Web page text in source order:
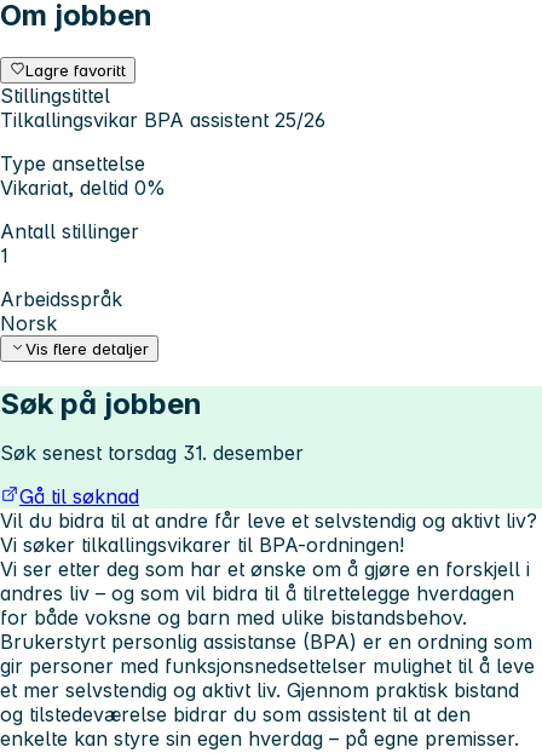
Om jobben
Lagre favoritt
Stillingstittel
Tilkallingsvikar BPA assistent 25/26
Type ansettelse
Vikariat, deltid 0%
Antall stillinger
1
Arbeidsspråk
Norsk
Vis flere detaljer
Søk på jobben
Søk senest torsdag 31. desember
Gå til søknad
Vil du bidra til at andre får leve et selvstendig og aktivt liv?
Vi søker tilkallingsvikarer til BPA-ordningen!
Vi ser etter deg som har et ønske om å gjøre en forskjell i
andres liv – og som vil bidra til å tilrettelegge hverdagen
for både voksne og barn med ulike bistandsbehov.
Brukerstyrt personlig assistanse (BPA) er en ordning som
gir personer med funksjonsnedsettelser mulighet til å leve
et mer selvstendig og aktivt liv. Gjennom praktisk bistand
og tilstedeværelse bidrar du som assistent til at den
enkelte kan styre sin egen hverdag – på egne premisser.